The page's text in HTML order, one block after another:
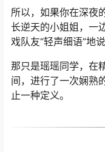
所以，如果你在深夜
长逆天的小姐姐，一
戏队友“轻声细语”地
那只是瑶瑶同学，在
间，进行了一次娴熟
止一种定义。